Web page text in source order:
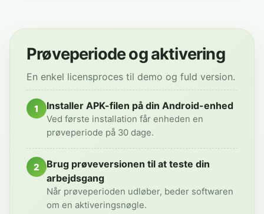
Prøveperiode og aktivering
En enkel licensproces til demo og fuld version.
1 Installer APK-filen på din Android-enhed
Ved første installation får enheden en
prøveperiode på 30 dage.
2
Brug prøveversionen til at teste din
arbejdsgang
Når prøveperioden udløber, beder softwaren
om en aktiveringsnøgle.